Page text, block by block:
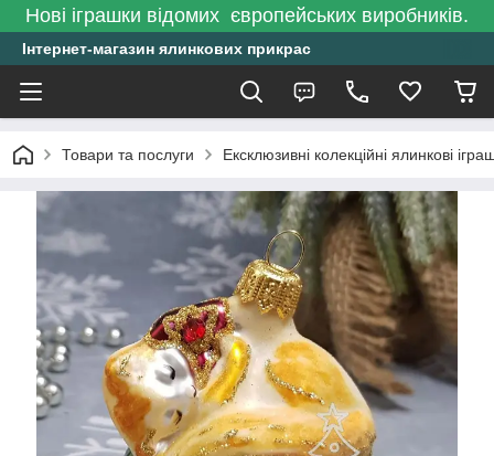
Нові іграшки відомих європейських виробників.
Інтернет-магазин ялинкових прикрас
Товари та послуги Ексклюзивні колекційні ялинкові